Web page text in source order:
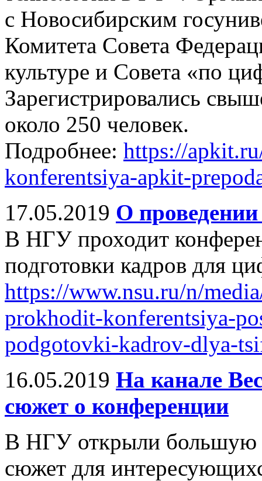
с Новосибирским
Комитета Совета
культуре и Совета «по
Зарегистрировались
около 250 человек.
Подробнее: https://
konferentsiya-apkit-
17.05.2019 О
В НГУ проходит
подготовки кадров для
https://www.nsu.ru/n/
prokhodit-konferentsiya-
podgotovki-kadrov-dlya-
16.05.2019 На канале
сюжет о конференции
В НГУ открыли большую
сюжет для